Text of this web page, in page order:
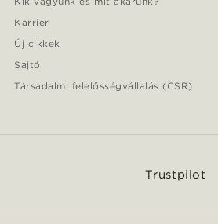
Karrier
Új cikkek
Sajtó
Társadalmi felelősségvállalás (CSR)
Trustpilot